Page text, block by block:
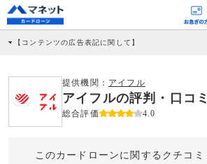
【コンテンツの広告表記に関して】
社に対して企業から紹介報酬が支払われるという収益モ
商品を根拠なくPRするものではなく、当編集部の調査
どに基づき、公平性を担保した情報提供を行っています
>提携企業一覧
提供機関： アイフル
アイフルの評判・口コ
総合評価 4.0
このカードローンに関するクチコミ